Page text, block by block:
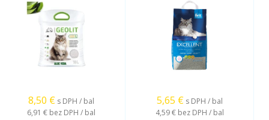
8,50 € s DPH / bal
6,91 € bez DPH / bal
5,65 € s DPH / bal
4,59 € bez DPH / bal